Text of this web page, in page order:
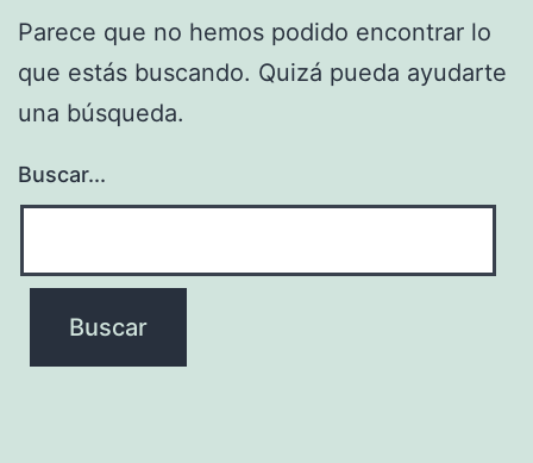
Parece que no hemos podido encontrar lo
que estás buscando. Quizá pueda ayudarte
una búsqueda.
Buscar...